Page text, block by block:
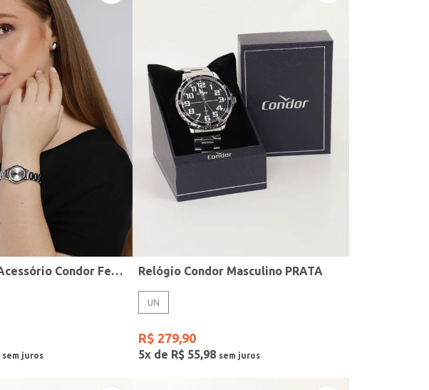
Kit Relógio + Acessório Condor Feminino PRATA Relógio Condor Masculino PRATA
UN
R$ 279,90
5x de R$ 55,98